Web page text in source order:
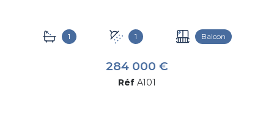
1 1 Balcon
284 000 €
Réf A101